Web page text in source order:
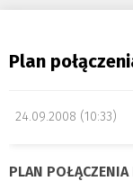
Plan
24.09.2008 (10:33)
PLAN